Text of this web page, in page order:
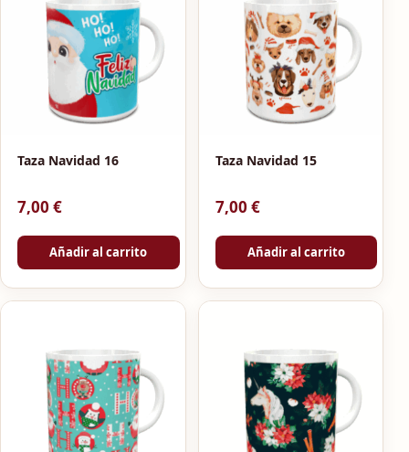
Taza Navidad 16
7,00 €
Añadir al carrito
Taza Navidad 15
7,00 €
Añadir al carrito